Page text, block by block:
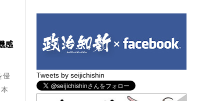
感
侵
Tweets by seijichishin